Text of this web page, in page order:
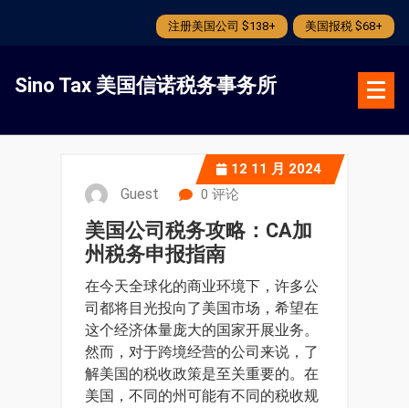
注册美国公司 $138+ 美国报税 $68+
Sino Tax 美国信诺税务事务所
12 11 月 2024
Guest 0 评论
美国公司税务攻略：CA加
州税务申报指南
在今天全球化的商业环境下，许多公
司都将目光投向了美国市场，希望在
这个经济体量庞大的国家开展业务。
然而，对于跨境经营的公司来说，了
解美国的税收政策是至关重要的。在
美国，不同的州可能有不同的税收规